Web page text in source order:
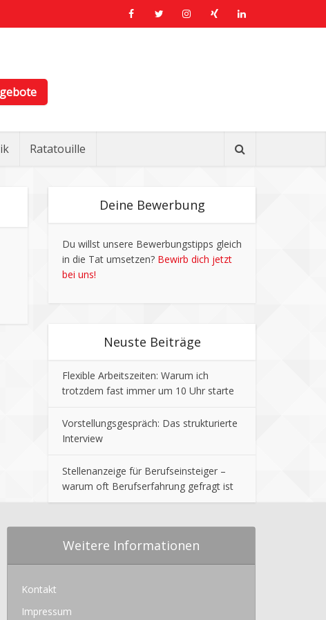
Ratatouille
Deine Bewerbung
Du willst unsere Bewerbungstipps gleich
in die Tat umsetzen? Bewirb dich jetzt
bei uns!
Neuste Beiträge
Flexible Arbeitszeiten: Warum ich
trotzdem fast immer um 10 Uhr starte
Vorstellungsgespräch: Das strukturierte
Interview
Stellenanzeige für Berufseinsteiger –
warum oft Berufserfahrung gefragt ist
Weitere Informationen
Kontakt
Impressum